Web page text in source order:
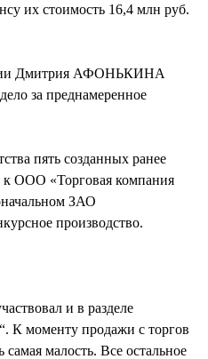
их стоимость 16,4 млн руб.
Дмитрия АФОНЬКИНА
за преднамеренное
пять созданных ранее
ООО «Торговая компания
ЗАО
производство.
и в разделе
К моменту продажи с торгов
малость. Все остальное